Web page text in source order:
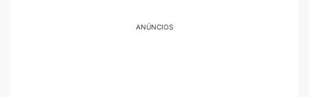
ANÚNCIOS